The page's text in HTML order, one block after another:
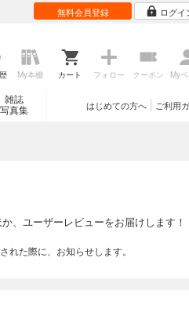
無料会員登録 ログイ
My本棚 カート フォロー クーポン My
雑誌
写真集
ご利用
はじめての方へ
か、ユーザーレビューをお届けします！
れた際に、お知らせします。